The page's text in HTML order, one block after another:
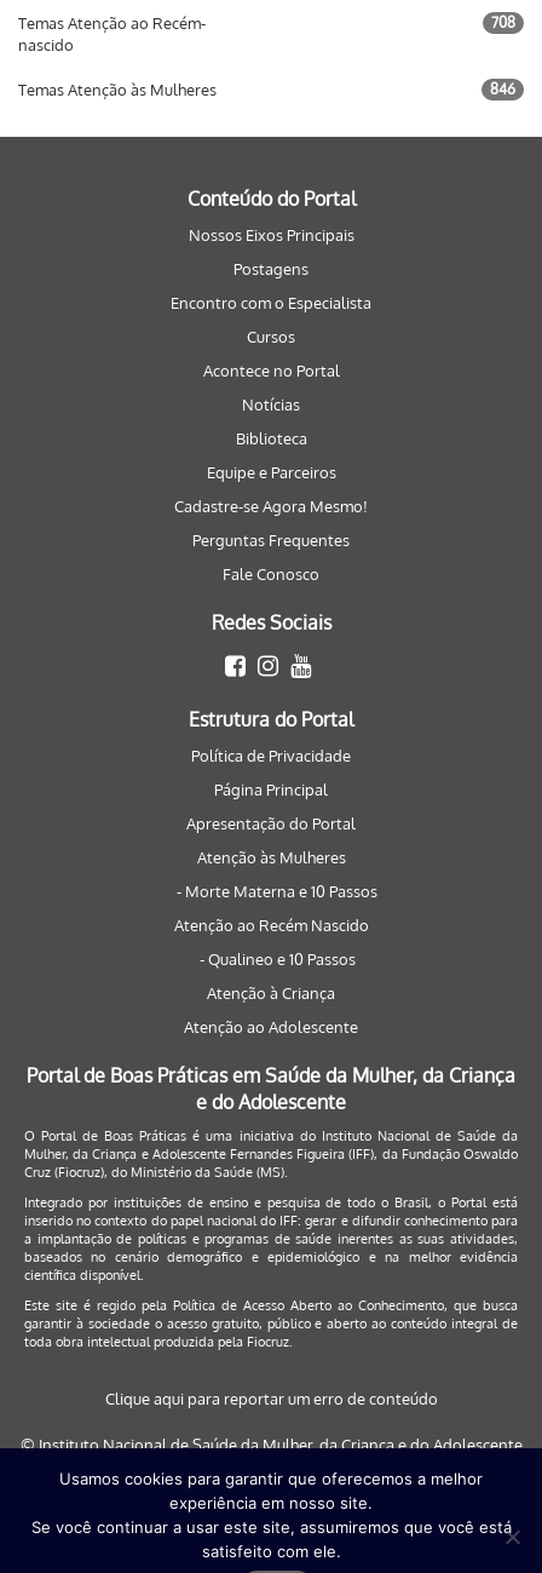
Temas Atenção ao Recém-
nascido
708
Temas Atenção às Mulheres 846
Conteúdo do Portal
Nossos Eixos Principais
Postagens
Encontro com o Especialista
Cursos
Acontece no Portal
Notícias
Biblioteca
Equipe e Parceiros
Cadastre-se Agora Mesmo!
Perguntas Frequentes
Fale Conosco
Redes Sociais
Estrutura do Portal
Política de Privacidade
Página Principal
Apresentação do Portal
Atenção às Mulheres
- Morte Materna e 10 Passos
Atenção ao Recém Nascido
- Qualineo e 10 Passos
Atenção à Criança
Atenção ao Adolescente
Portal de Boas Práticas em Saúde da Mulher, da Criança
e do Adolescente
O Portal de Boas Práticas é uma iniciativa do Instituto Nacional de Saúde da
Mulher, da Criança e Adolescente Fernandes Figueira (IFF), da Fundação Oswaldo
Cruz (Fiocruz), do Ministério da Saúde (MS).
Integrado por instituições de ensino e pesquisa de todo o Brasil, o Portal está
inserido no contexto do papel nacional do IFF: gerar e difundir conhecimento para
a implantação de políticas e programas de saúde inerentes as suas atividades,
baseados no cenário demográfico e epidemiológico e na melhor evidência
científica disponível.
Este site é regido pela Política de Acesso Aberto ao Conhecimento, que busca
garantir à sociedade o acesso gratuito, público e aberto ao conteúdo integral de
toda obra intelectual produzida pela Fiocruz.
Clique aqui para reportar um erro de conteúdo
© Instituto Nacional de Saúde da Mulher, da Criança e do Adolescente
Este site será melhor visualizado nos navegadores: Google Chrome (a
partir da versão 30) | Internet Explorer (a partir da versão 9) | FireFox (
a partir da versão 29)
Usamos cookies para garantir que oferecemos a melhor
experiência em nosso site.
Se você continuar a usar este site, assumiremos que você está
satisfeito com ele.